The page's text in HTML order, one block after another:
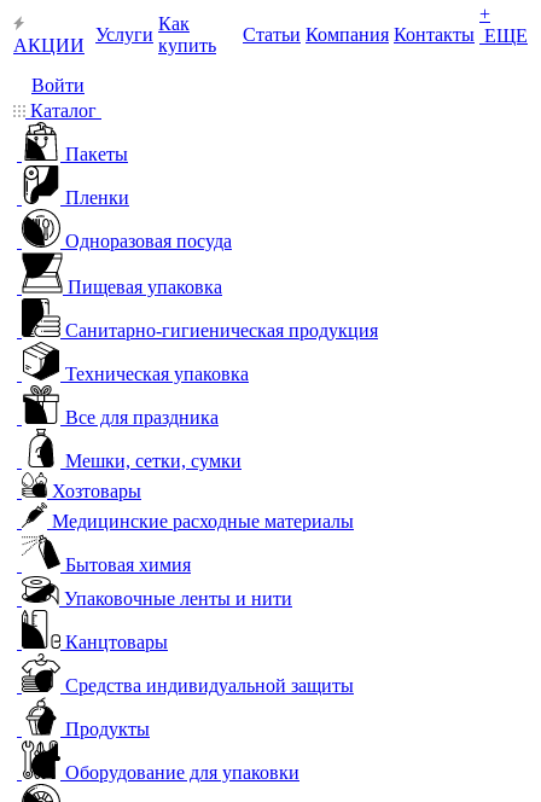
АКЦИИ
Услуги
Как
купить
Статьи Компания Контакты
+
ЕЩЕ
Войти
Каталог
Пакеты
Пленки
Одноразовая посуда
Пищевая упаковка
Санитарно-гигиеническая продукция
Техническая упаковка
Все для праздника
Мешки, сетки, сумки
Хозтовары
Медицинские расходные материалы
Бытовая химия
Упаковочные ленты и нити
Канцтовары
Средства индивидуальной защиты
Продукты
Оборудование для упаковки